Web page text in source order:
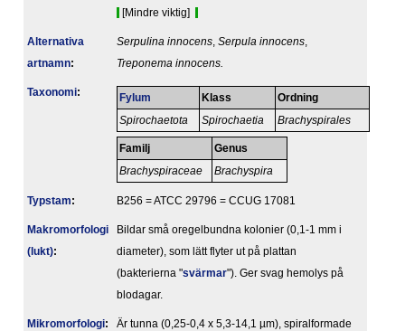
[Mindre viktig]
Alternativa
artnamn:
Serpulina innocens Serpula innocens
Treponema innocens.
Taxonomi: Fylum
Spirochaetota
Klass
Spirochaetia
Ordning
Brachyspirales
Familj
Brachyspiraceae
Genus
Brachyspira
Typstam: B256 = ATCC 29796 = CCUG 17081
Makromorfologi
(lukt):
Bildar små oregelbundna kolonier (0,1-1 mm i
diameter), som lätt flyter ut på plattan
(bakterierna "svärmar"). Ger svag hemolys på
blodagar.
Mikromorfologi:
Är tunna (0,25-0,4 x 5,3-14,1 µm), spiralformade